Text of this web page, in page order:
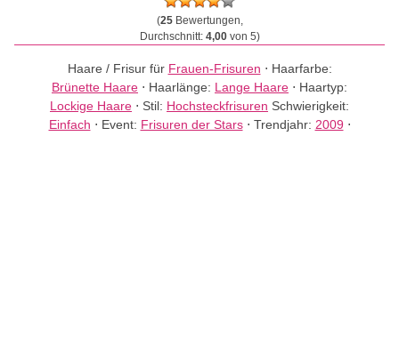
(25Bewertungen,
Durchschnitt: 4,00von 5)
Haare / Frisur für Frauen-Frisuren ⋅ Haarfarbe:
Brünette Haare ⋅ Haarlänge: Lange Haare ⋅ Haartyp:
Lockige Haare ⋅ Stil: Hochsteckfrisuren Schwierigkeit:
Einfach ⋅ Event: Frisuren der Stars⋅ Trendjahr: 2009 ⋅